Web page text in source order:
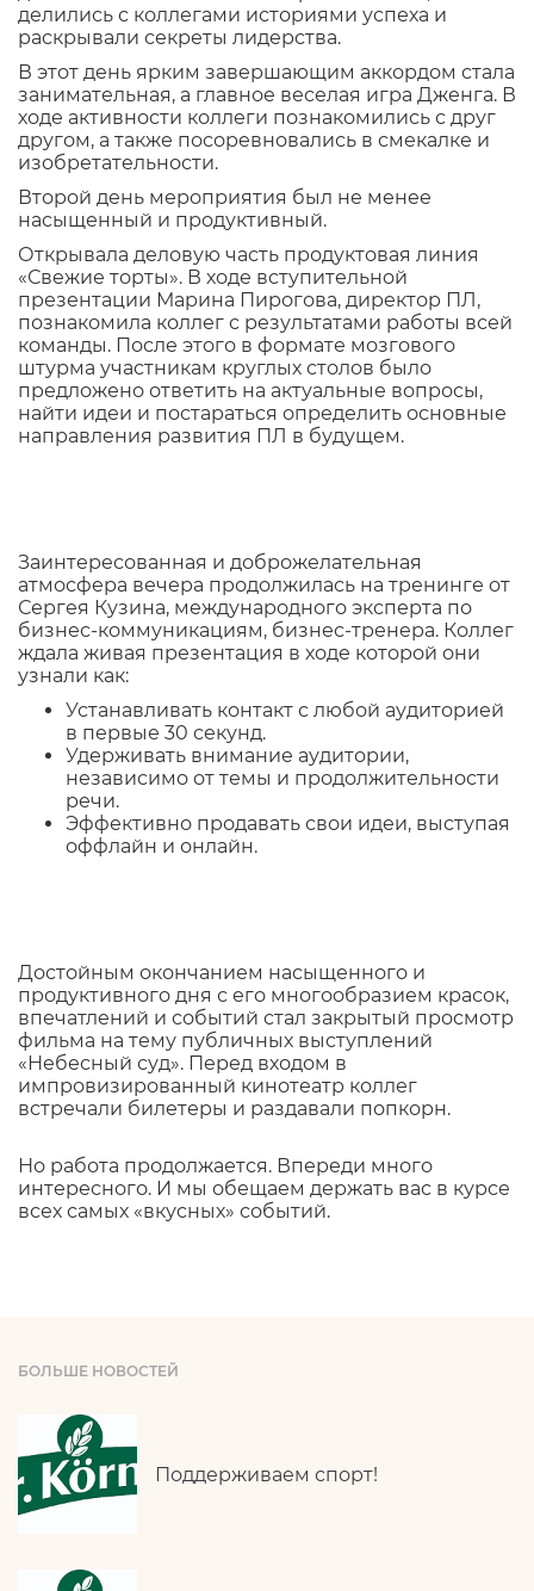
делились с коллегами историями успеха и
раскрывали секреты лидерства.
В этот день ярким завершающим аккордом стала
занимательная, а главное веселая игра Дженга. В
ходе активности коллеги познакомились с друг
другом, а также посоревновались в смекалке и
изобретательности.
Второй день мероприятия был не менее
насыщенный и продуктивный.
Открывала деловую часть продуктовая линия
«Свежие торты». В ходе вступительной
презентации Марина Пирогова, директор ПЛ,
познакомила коллег с результатами работы всей
команды. После этого в формате мозгового
штурма участникам круглых столов было
предложено ответить на актуальные вопросы,
найти идеи и постараться определить основные
направления развития ПЛ в будущем.
Заинтересованная и доброжелательная
атмосфера вечера продолжилась на тренинге от
Сергея Кузина, международного эксперта по
бизнес-коммуникациям, бизнес-тренера. Коллег
ждала живая презентация в ходе которой они
узнали как:
Устанавливать контакт с любой аудиторией
в первые 30 секунд.
Удерживать внимание аудитории,
независимо от темы и продолжительности
речи.
Эффективно продавать свои идеи, выступая
оффлайн и онлайн.
Достойным окончанием насыщенного и
продуктивного дня с его многообразием красок,
впечатлений и событий стал закрытый просмотр
фильма на тему публичных выступлений
«Небесный суд». Перед входом в
импровизированный кинотеатр коллег
встречали билетеры и раздавали попкорн.
Но работа продолжается. Впереди много
интересного. И мы обещаем держать вас в курсе
всех самых «вкусных» событий.
БОЛЬШЕ НОВОСТЕЙ
Поддерживаем спорт!